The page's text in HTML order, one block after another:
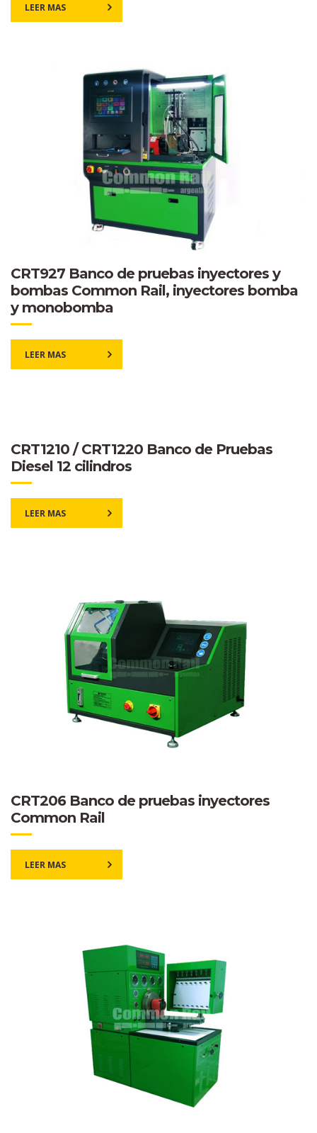
LEER MAS
CRT927 Banco de pruebas inyectores y
bombas Common Rail, inyectores bomba
y monobomba
LEER MAS
CRT1210 / CRT1220 Banco de Pruebas
Diesel 12 cilindros
LEER MAS
CRT206 Banco de pruebas inyectores
Common Rail
LEER MAS